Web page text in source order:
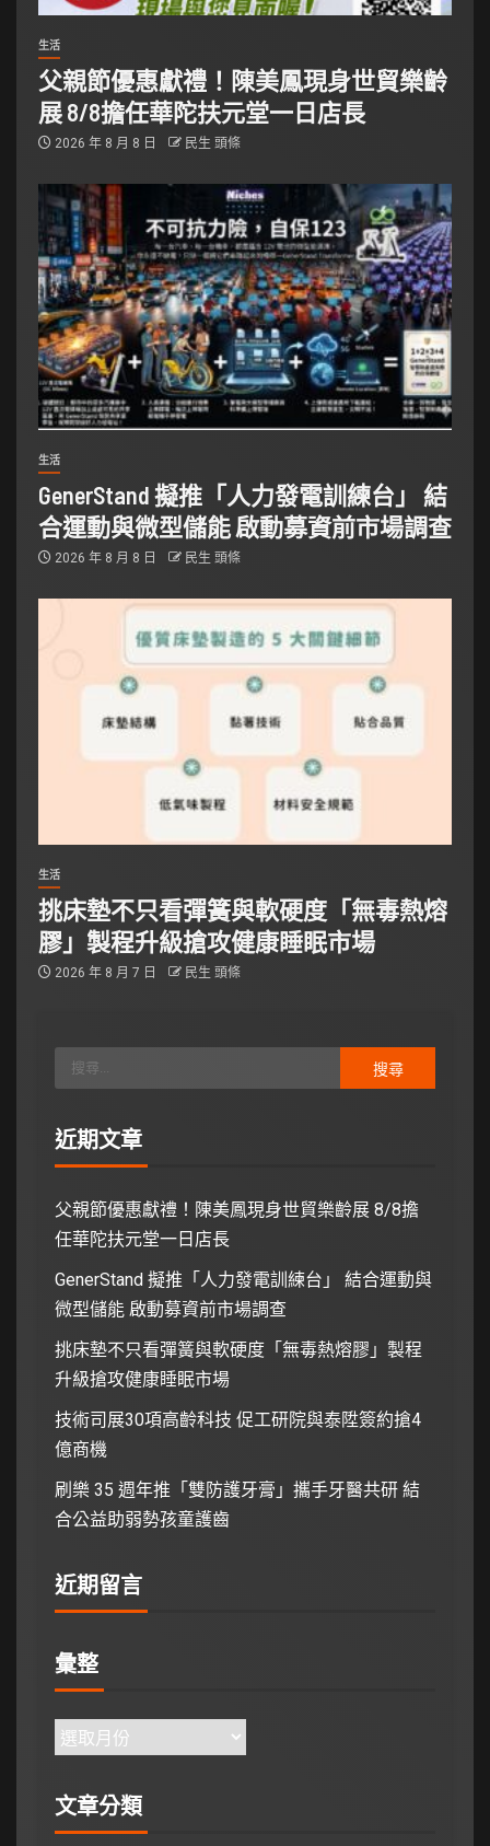
生活
父親節優惠獻禮！陳美鳳現身世貿樂齡
展 8/8擔任華陀扶元堂一日店長
2026 年 8 月 8 日 民生 頭條
生活
GenerStand 擬推「人力發電訓練台」 結
合運動與微型儲能 啟動募資前市場調查
2026 年 8 月 8 日 民生 頭條
生活
挑床墊不只看彈簧與軟硬度「無毒熱熔
膠」製程升級搶攻健康睡眠市場
2026 年 8 月 7 日 民生 頭條
近期文章
父親節優惠獻禮！陳美鳳現身世貿樂齡展 8/8擔
任華陀扶元堂一日店長
GenerStand 擬推「人力發電訓練台」 結合運動與
微型儲能 啟動募資前市場調查
挑床墊不只看彈簧與軟硬度「無毒熱熔膠」製程
升級搶攻健康睡眠市場
技術司展30項高齡科技 促工研院與泰陞簽約搶4
億商機
刷樂 35 週年推「雙防護牙膏」攜手牙醫共研 結
合公益助弱勢孩童護齒
近期留言
彙整
文章分類